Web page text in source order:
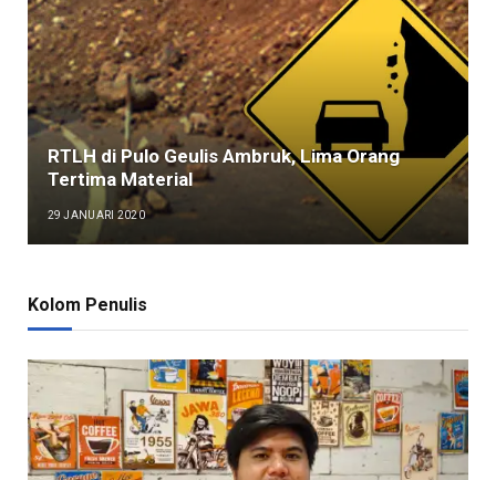
RTLH di Pulo Geulis Ambruk, Lima Orang
Tertima Material
29 JANUARI 2020
Kolom Penulis